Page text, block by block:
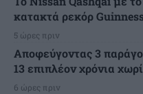
κατακτά ρεκόρ
5 ώρες πριν
Αποφεύγοντας 3
13 επιπλέον χρόνια
6 ώρες πριν